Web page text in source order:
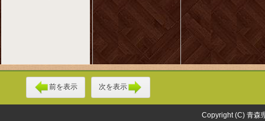
前を表示 次を表示
Copyright (C) 青森